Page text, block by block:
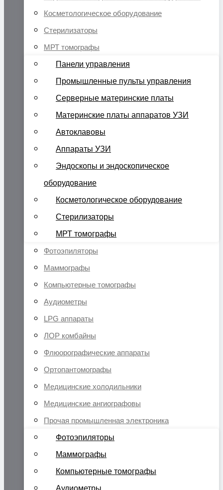
Косметологическое оборудование
Стерилизаторы
МРТ томографы
Панели управления
Промышленные пульты управления
Серверные материнские платы
Материнские платы аппаратов УЗИ
Автоклавовы
Аппараты УЗИ
Эндоскопы и эндоскопическое
оборудование
Косметологическое оборудование
Стерилизаторы
МРТ томографы
Фотоэпиляторы
Маммографы
Компьютерные томографы
Аудиометры
LPG аппараты
ЛОР комбайны
Флюорографические аппараты
Ортопантомографы
Медицинские холодильники
Медицинские ангиографовы
Прочая промышленная электроника
Фотоэпиляторы
Маммографы
Компьютерные томографы